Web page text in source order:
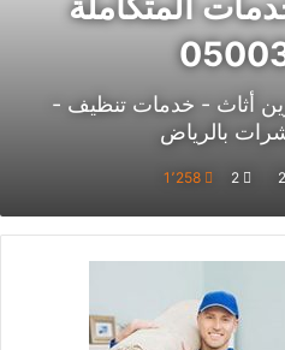
أثاث - خدمات تنظيف -
بالرياض
2 1٬258